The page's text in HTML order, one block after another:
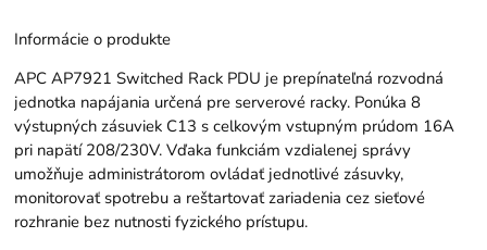
Informácie o produkte
APC AP7921 Switched Rack PDU je prepínateľná rozvodná
jednotka napájania určená pre serverové racky. Ponúka 8
výstupných zásuviek C13 s celkovým vstupným prúdom 16A
pri napätí 208/230V. Vďaka funkciám vzdialenej správy
umožňuje administrátorom ovládať jednotlivé zásuvky,
monitorovať spotrebu a reštartovať zariadenia cez sieťové
rozhranie bez nutnosti fyzického prístupu.